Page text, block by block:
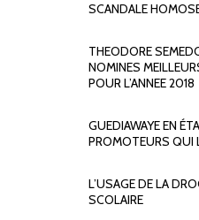
SCANDALE
THEODORE
NOMINES
POUR L’ANNEE 2018
GUEDIAWAYE EN
PROMOTEURS QUI
L’USAGE DE LA
SCOLAIRE